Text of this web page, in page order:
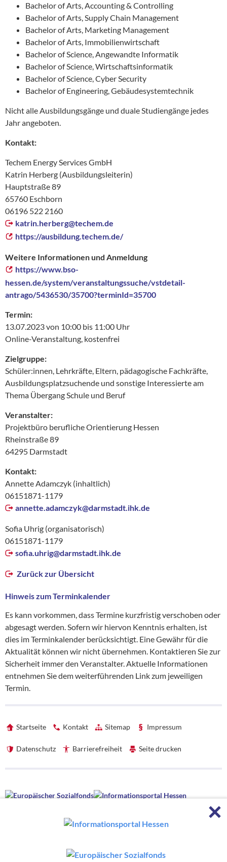
Bachelor of Arts, Accounting & Controlling
Bachelor of Arts, Supply Chain Management
Bachelor of Arts, Marketing Management
Bachelor of Arts, Immobilienwirtschaft
Bachelor of Science, Angewandte Informatik
Bachelor of Science, Wirtschaftsinformatik
Bachelor of Science, Cyber Security
Bachelor of Engineering, Gebäudesystemtechnik
Nicht alle Ausbildungsgänge und duale Studiengänge jedes
Jahr angeboten.
Kontakt:
Techem Energy Services GmbH
Katrin Herberg (Ausbildungsleiterin)
Hauptstraße 89
65760 Eschborn
06196 522 2160
katrin.herberg@techem.de
https://ausbildung.techem.de/
Weitere Informationen und Anmeldung
https://www.bso-
hessen.de/system/veranstaltungssuche/vstdetail-
antrago/5436530/35700?terminId=35700
Termin:
13.07.2023 von 10:00 bis 11:00 Uhr
Online-Veranstaltung, kostenfrei
Zielgruppe:
Schüler:innen, Lehrkräfte, Eltern, pädagogische Fachkräfte,
Ausbildungsplatzsuchende und sonstige Interessierte am
Thema Übergang Schule und Beruf
Veranstalter:
Projektbüro berufliche Orientierung Hessen
Rheinstraße 89
64295 Darmstadt
Kontakt:
Annette Adamczyk (inhaltlich)
06151871-1179
annette.adamczyk@darmstadt.ihk.de
Sofia Uhrig (organisatorisch)
06151871-1179
sofia.uhrig@darmstadt.ihk.de
Zurück zur Übersicht
Hinweis zum Terminkalender
Es kann vorkommen, dass Termine kurzfristig verschoben oder
abgesagt werden. Sofern wir hiervon Kenntnis erhalten, ist
dies im Terminkalender berücksichtigt. Eine Gewähr für die
Aktualität können wir nicht übernehmen. Kontaktieren Sie zur
Sicherheit immer den Veranstalter. Aktuelle Informationen
entnehmen Sie dem weiterführenden Link zum jeweiligen
Termin.
Startseite Kontakt Sitemap Impressum
Datenschutz Barrierefreiheit Seite drucken
Die hessenweite Strategie OloV wird gefördert von der Europäischen
Union sowie aus Mitteln des Hessischen Ministeriums für Wirtschaft,
Ministeriums für Kultus, Bildung und Chancen.